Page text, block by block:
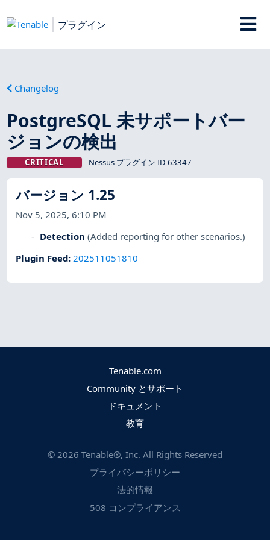
プラグイン
Changelog
PostgreSQL 未サポートバー
ジョンの検出
CRITICAL Nessus プラグイン ID 63347
バージョン 1.25
Nov 5, 2025, 6:10 PM
Detection (Added reporting for other scenarios.)
Plugin Feed:202511051810
Tenable.com
Community とサポート
ドキュメント
教育
© 2026 Tenable®, Inc. All Rights Reserved
プライバシーポリシー
法的情報
508 コンプライアンス